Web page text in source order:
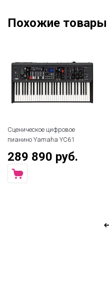
Похожие товары
Сценическое цифровое
пианино Yamaha YC61
289 890 руб.